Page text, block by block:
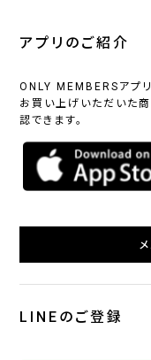
アプリのご紹介
ONLY MEMBERSアプリ
お買い上げいただいた
認できます。
LINEのご登録